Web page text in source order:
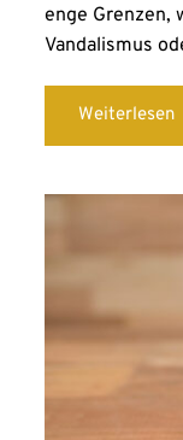
enge Grenzen,
Vandalismus
Weiterlesen